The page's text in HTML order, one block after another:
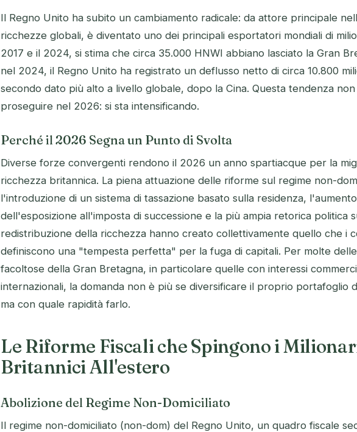
Il Regno Unito ha subito un cambiamento radicale: da attore principale
ricchezze globali, è diventato uno dei principali esportatori mondiali di
2017 e il 2024, si stima che circa 35.000 HNWI abbiano lasciato la Gran
nel 2024, il Regno Unito ha registrato un deflusso netto di circa 10.800
secondo dato più alto a livello globale, dopo la Cina. Questa tendenza non
proseguire nel 2026: si sta intensificando.
Perché il 2026 Segna un Punto di Svolta
Diverse forze convergenti rendono il 2026 un anno spartiacque per la
ricchezza britannica. La piena attuazione delle riforme sul regime non-
l'introduzione di un sistema di tassazione basato sulla residenza, l'aumento
dell'esposizione all'imposta di successione e la più ampia retorica politica
redistribuzione della ricchezza hanno creato collettivamente quello che i
definiscono una "tempesta perfetta" per la fuga di capitali. Per molte
facoltose della Gran Bretagna, in particolare quelle con interessi
internazionali, la domanda non è più se diversificare il proprio portafoglio
ma con quale rapidità farlo.
Le Riforme Fiscali che Spingono i
Britannici All'estero
Abolizione del Regime Non-Domiciliato
Il regime non-domiciliato (non-dom) del Regno Unito, un quadro fiscale